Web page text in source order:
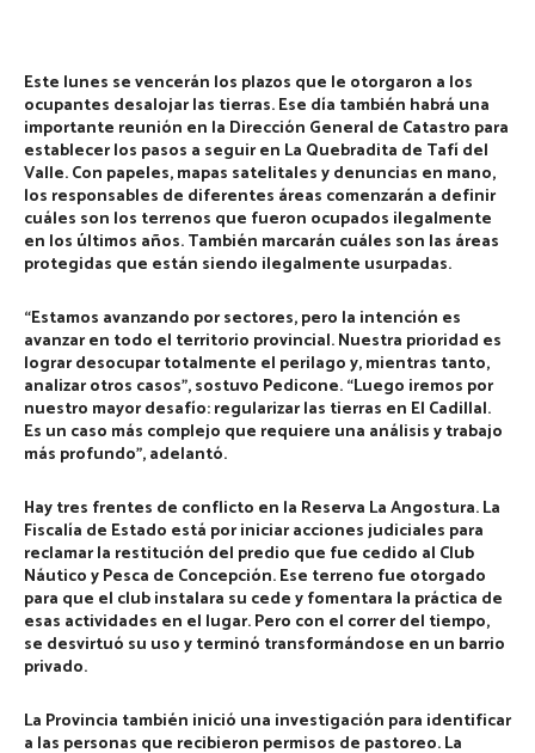
Este lunes se vencerán los plazos que le otorgaron a los
ocupantes desalojar las tierras. Ese día también habrá una
importante reunión en la Dirección General de Catastro para
establecer los pasos a seguir en La Quebradita de Tafí del
Valle. Con papeles, mapas satelitales y denuncias en mano,
los responsables de diferentes áreas comenzarán a definir
cuáles son los terrenos que fueron ocupados ilegalmente
en los últimos años. También marcarán cuáles son las áreas
protegidas que están siendo ilegalmente usurpadas.
“Estamos avanzando por sectores, pero la intención es
avanzar en todo el territorio provincial. Nuestra prioridad es
lograr desocupar totalmente el perilago y, mientras tanto,
analizar otros casos”, sostuvo Pedicone.“Luego iremos por
nuestro mayor desafío: regularizar las tierras en El Cadillal.
Es un caso más complejo que requiere una análisis y trabajo
más profundo”, adelantó.
Hay tres frentes de conflicto en la Reserva La Angostura. La
Fiscalía de Estado está por iniciar acciones judiciales para
reclamar la restitución del predio que fue cedido al Club
Náutico y Pesca de Concepción. Ese terreno fue otorgado
para que el club instalara su cede y fomentara la práctica de
esas actividades en el lugar. Pero con el correr del tiempo,
se desvirtuó su uso y terminó transformándose en un barrio
privado.
La Provincia también inició una investigación para identificar
a las personas que recibieron permisos de pastoreo. La